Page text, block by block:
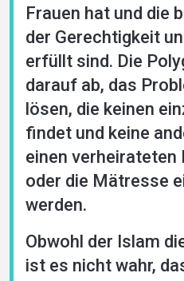
Frauen hat und die
der Gerechtigkeit
erfüllt sind. Die
darauf ab, das
lösen, die keinen
findet und keine
einen verheirateten
oder die Mätresse
werden.
Obwohl der Islam
ist es nicht wahr,